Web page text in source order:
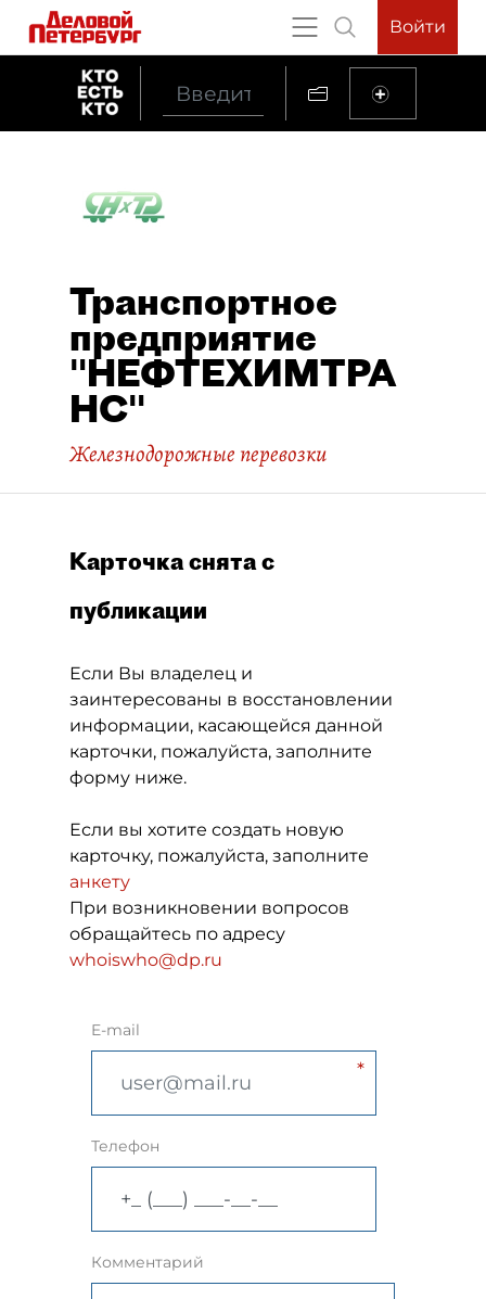
Войти
Транспортное
предприятие
"НЕФТЕХИМТРА
НС"
Железнодорожные перевозки
Карточка снята с
публикации
Если Вы владелец и
заинтересованы в восстановлении
информации, касающейся данной
карточки, пожалуйста, заполните
форму ниже.
Если вы хотите создать новую
карточку, пожалуйста, заполните
анкету
При возникновении вопросов
обращайтесь по адресу
whoiswho@dp.ru
E-mail
Телефон
Комментарий